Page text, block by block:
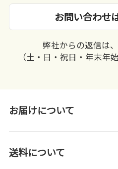
お問い合わせ
弊社からの返信は
（土・日・祝日・年末年
お届けについて
送料について